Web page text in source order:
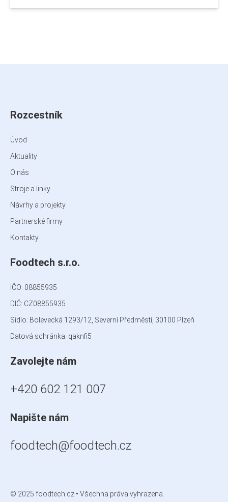
Rozcestník
Úvod
Aktuality
O nás
Stroje a linky
Návrhy a projekty
Partnerské firmy
Kontakty
Foodtech s.r.o.
IČO: 08855935
DIČ: CZ08855935
Sídlo: Bolevecká 1293/12, Severní Předměstí, 30100 Plzeň
Datová schránka: qaknfi5
Zavolejte nám
+420 602 121 007
Napište nám
foodtech@foodtech.cz
© 2025 foodtech.cz • Všechna práva vyhrazena.